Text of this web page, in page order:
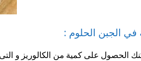
الجبن الحلوم :
كمية من الكالوريز و التى تصل الى حوالى 166 سعرة حرارية من خلال